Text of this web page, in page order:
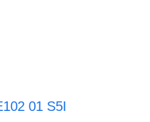
01 S5I